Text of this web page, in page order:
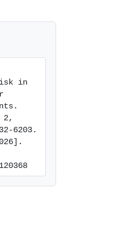
in
2,
6203.